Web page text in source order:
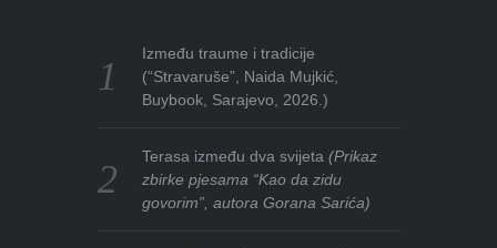
Između traume i tradicije
(“Stravaruše”, Naida Mujkić,
Buybook, Sarajevo, 2026.)
Terasa između dva svijeta(Prikaz
zbirke pjesama “Kao da zidu
govorim”, autora Gorana Sarića)